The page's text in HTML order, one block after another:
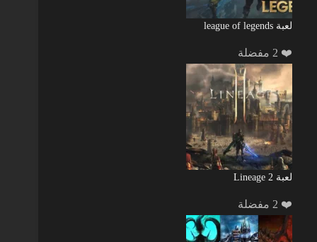
لعبة league of legends
❤️ 2 مفضلة
لعبة Lineage 2
❤️ 2 مفضلة